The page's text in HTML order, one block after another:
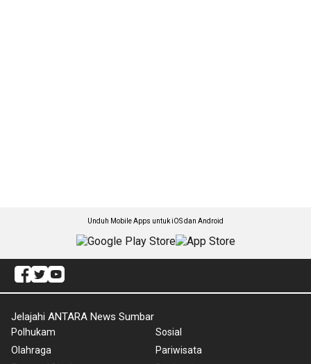
Unduh Mobile Apps untuk iOS dan Android
Jelajahi ANTARA News Sumbar
Polhukam
Olahraga
Sosial
Pariwisata